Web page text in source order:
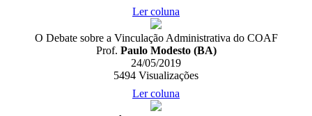
Ler coluna
O Debate sobre a Vinculação Administrativa do COAF
Prof. Paulo Modesto (BA)
24/05/2019
5494 Visualizações
Ler coluna